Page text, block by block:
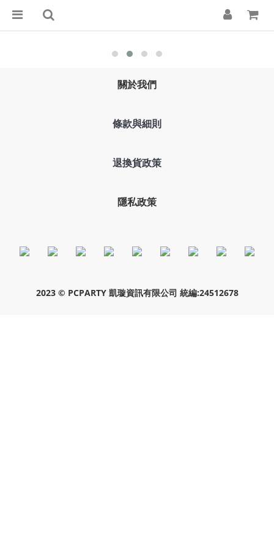
關於我們
條款與細則
退換貨政策
隱私政策
2023 © PCPARTY 凱璇資訊有限公司 統編:24512678